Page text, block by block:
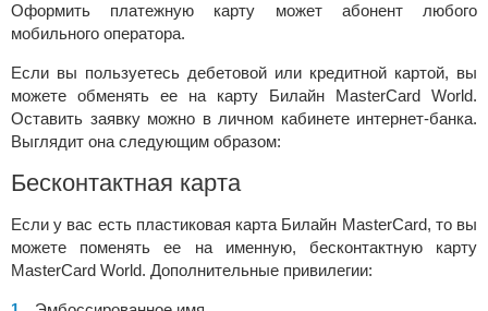
Оформить платежную карту может абонент любого
мобильного оператора.
Если вы пользуетесь дебетовой или кредитной картой, вы
можете обменять ее на карту Билайн MasterCard World.
Оставить заявку можно в личном кабинете интернет-банка.
Выглядит она следующим образом:
Бесконтактная карта
Если у вас есть пластиковая карта Билайн MasterCard, то вы
можете поменять ее на именную, бесконтактную карту
MasterCard World. Дополнительные привилегии: